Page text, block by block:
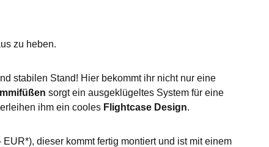
zu heben.
stabilen Stand! Hier bekommt ihr nicht nur eine
sorgt ein ausgeklügeltes System für eine
ihm ein cooles Flightcase Design.
dieser kommt fertig montiert und ist mit einem